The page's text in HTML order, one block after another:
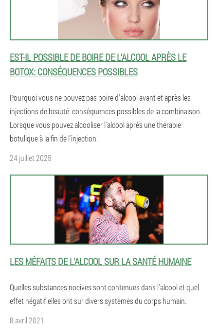
EST-IL POSSIBLE DE BOIRE DE L'ALCOOL APRÈS LE
BOTOX: CONSÉQUENCES POSSIBLES
Pourquoi vous ne pouvez pas boire d'alcool avant et après les
injections de beauté: conséquences possibles de la combinaison.
Lorsque vous pouvez alcooliser l'alcool après une thérapie
botulique à la fin de l'injection.
24 juillet 2025
LES MÉFAITS DE L'ALCOOL SUR LA SANTÉ HUMAINE
Quelles substances nocives sont contenues dans l'alcool et quel
effet négatif elles ont sur divers systèmes du corps humain.
8 avril 2021